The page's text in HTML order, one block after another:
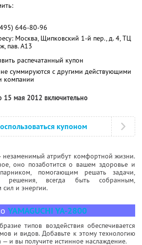
646-80-96
Москва, Щипковский 1-й пер., д. 4, ТЦ
пав. A13
распечатанный купон
суммируются с другими действующими
компании
15 мая 2012 включительно
купоном
незаменимый атрибут комфортной жизни.
оно позаботится о вашем здоровье и
помогающим решать задачи,
решения, всегда быть собранным,
и энергии.
YAMAGUCHI YA-2800
типов воздействия обеспечивается
и видов. Добавьте к этому технологию
и вы получите истинное наслаждение.